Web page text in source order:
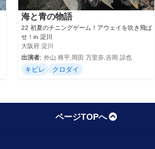
海と青の物語
22 初夏のチニングゲーム！アウェイを吹き飛ば
せ！in 淀川
大阪府 淀川
出演者: 外山 将平,岡田 万里奈,吉岡 諒也
キビレ クロダイ
ページTOPへ